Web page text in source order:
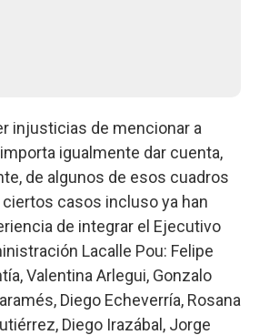
injusticias de mencionar a
igualmente dar cuenta,
de algunos de esos cuadros
casos incluso ya han
de integrar el Ejecutivo
Lacalle Pou: Felipe
Valentina Arlegui, Gonzalo
Diego Echeverría, Rosana
Diego Irazábal, Jorge